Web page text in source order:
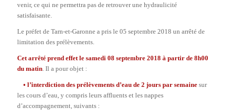
venir, ce qui ne permettra pas de retrouver une hydraulicité
satisfaisante.
Le préfet de Tarn-et-Garonne a pris le 05 septembre 2018 un arrêté de
limitation des prélèvements.
Cet arrêté prend effet le samedi 08 septembre 2018 à partir de 8h00
du matin. Il a pour objet :
• l’interdiction des prélèvements d’eau de 2 jours par semainesur
les cours d’eau, y compris leurs affluents et les nappes
d’accompagnement, suivants :